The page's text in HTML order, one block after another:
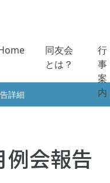
同友会
とは？
行
事
案
内
詳細
会報告